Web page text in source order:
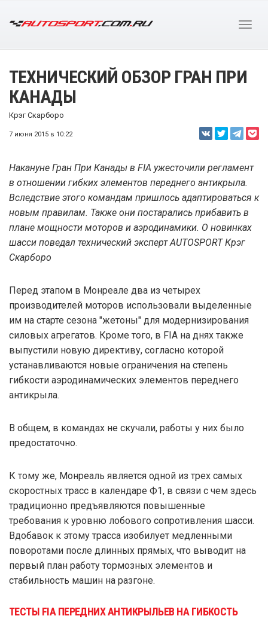
ТЕХНИЧЕСКИЙ ОБЗОР ГРАН ПРИ
КАНАДЫ
Крэг Скарборо
7 июня 2015 в 10:22
Накануне Гран При Канады в FIA ужесточили регламент
в отношении гибких элементов переднего антикрыла.
Вследствие этого командам пришлось адаптироваться к
новым правилам. Также они постарались прибавить в
плане мощности моторов и аэродинамики. О новинках
шасси поведал технический эксперт AUTOSPORT Крэг
Скарборо
Перед этапом в Монреале два из четырех
производителей моторов использовали выделенные
им на старте сезона "жетоны" для модернизирования
силовых агрегатов. Кроме того, в FIA на днях также
выпустили новую директиву, согласно которой
устанавливаются новые ограничения на степень
гибкости аэродинамических элементов переднего
антикрыла.
В общем, в командах не скучали, работы у них было
предостаточно.
К тому же, Монреаль является одной из трех самых
скоростных трасс в календаре Ф1, в связи с чем здесь
традиционно предъявляются повышенные
требования к уровню лобового сопротивления шасси.
Вдобавок к этому трасса изобилует медленными
поворотами после длинных прямых, что выводит на
первый план работу тормозных элементов и
стабильность машин на разгоне.
ТЕСТЫ FIA ПЕРЕДНИХ АНТИКРЫЛЬЕВ НА ГИБКОСТЬ